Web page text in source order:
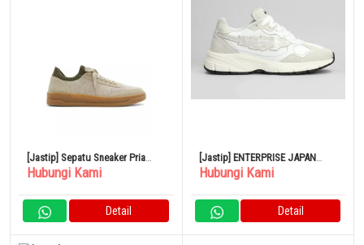
[Jastip] Sepatu Sneaker Pria
Aldo Sepatu Mitchell Bone
Hubungi Kami
Detail
[Jastip] ENTERPRISE JAPAN
Sepatu Kets Putih Pria 2024
Hubungi Kami
Detail